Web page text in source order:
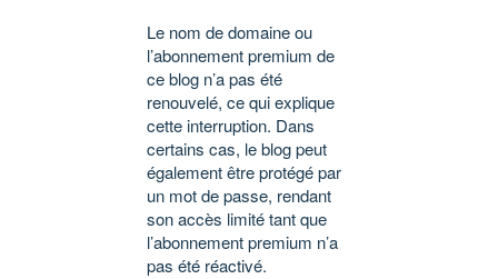
Le nom de domaine ou
l’abonnement premium de
ce blog n’a pas été
renouvelé, ce qui explique
cette interruption. Dans
certains cas, le blog peut
également être protégé par
un mot de passe, rendant
son accès limité tant que
l’abonnement premium n’a
pas été réactivé.